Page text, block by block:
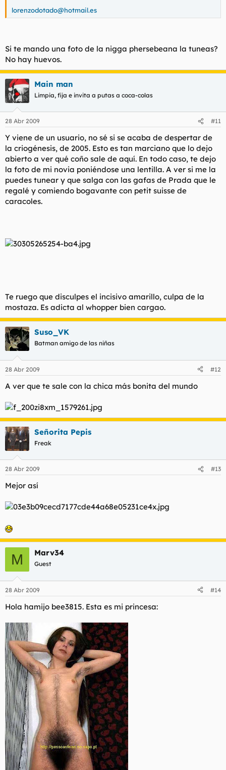
lorenzodotado@hotmail.es
Si te mando una foto de la nigga phersebeana la tuneas?
No hay huevos.
Main man
Limpia, fija e invita a putas a coca-colas
28 Abr 2009 #11
Y viene de un usuario, no sé si se acaba de despertar de
la criogénesis, de 2005. Esto es tan marciano que lo dejo
abierto a ver qué coño sale de aquí. En todo caso, te dejo
la foto de mi novia poniéndose una lentilla. A ver si me la
puedes tunear y que salga con las gafas de Prada que le
regalé y comiendo bogavante con petit suisse de
caracoles.
Te ruego que disculpes el incisivo amarillo, culpa de la
mostaza. Es adicta al whopper bien cargao.
Suso_VK
Batman amigo de las niñas
28 Abr 2009 #12
A ver que te sale con la chica más bonita del mundo
Señorita Pepis
Freak
28 Abr 2009 #13
Mejor así
M Marv34
Guest
28 Abr 2009 #14
Hola hamijo bee3815. Esta es mi princesa: